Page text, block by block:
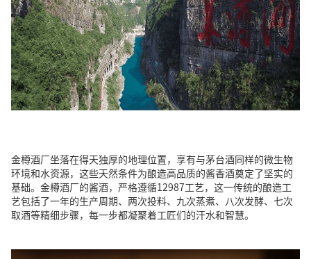
金樽酒厂坐落在得天独厚的地理位置，享有与茅台酒同样的微生物
环境和水资源，这些天然条件为酿造高品质的酱香酒奠定了坚实的
基础。金樽酒厂的酱酒，严格遵循12987工艺，这一传统的酿造工
艺包括了一年的生产周期、两次投料、九次蒸煮、八次发酵、七次
取酒等精细步骤，每一步都凝聚着工匠们的汗水和智慧。